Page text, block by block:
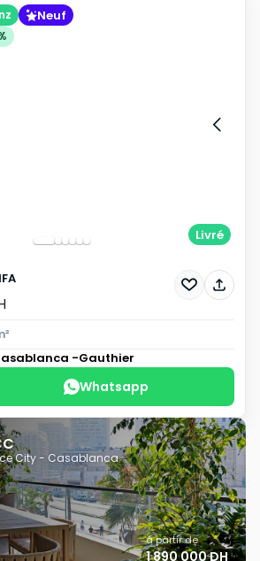
Neuf
Livré
-Gauthier
Whatsapp
City - Casablanca
à partir de
1 890 000 DH